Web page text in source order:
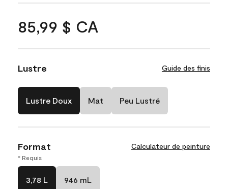
85,99 $ CA
Lustre Guide des finis
Lustre Doux Mat Peu Lustré
Format Calculateur de peinture
* Requis
3,78 L 946 mL